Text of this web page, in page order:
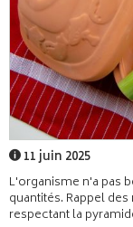
11 juin 2025
L'organisme n'a pas
quantités. Rappel
respectant la